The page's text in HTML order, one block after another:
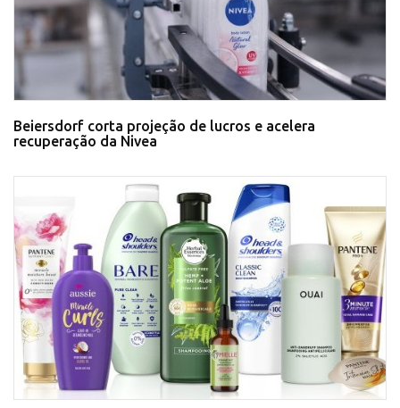
Beiersdorf corta projeção de lucros e acelera
recuperação da Nivea